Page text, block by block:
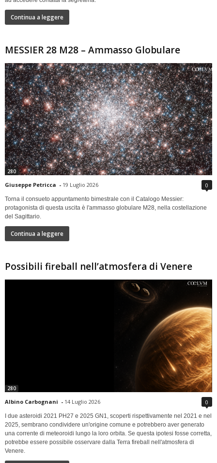
Continua a leggere
MESSIER 28 M28 – Ammasso Globulare
280
Giuseppe Petricca - 19 Luglio 2026 0
Torna il consueto appuntamento bimestrale con il Catalogo Messier:
protagonista di questa uscita è l'ammasso globulare M28, nella costellazione
del Sagittario.
Continua a leggere
Possibili fireball nell’atmosfera di Venere
280
Albino Carbognani - 14 Luglio 2026 0
I due asteroidi 2021 PH27 e 2025 GN1, scoperti rispettivamente nel 2021 e nel
2025, sembrano condividere un'origine comune e potrebbero aver generato
una corrente di meteoroidi lungo la loro orbita. Se questa ipotesi fosse corretta,
potrebbe essere possibile osservare dalla Terra fireball nell'atmosfera di
Venere.